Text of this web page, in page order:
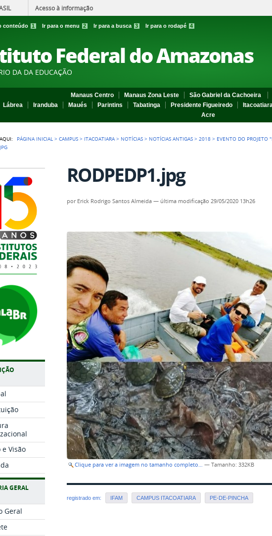
Acesso à informação
conteúdo 1 Ir para o menu 2 Ir para a busca 3 Ir para o rodapé 4
Federal do Amazonas
DA DA EDUCAÇÃO
Manaus Centro Manaus Zona Leste São Gabriel da Cachoeira
Lábrea Iranduba Maués Parintins Tabatinga Presidente Figueiredo
Acre
PÁGINA INICIAL >CAMPUS > ITACOATIARA > NOTÍCIAS > NOTÍCIAS ANTIGAS >2018 > EVENTO DO PROJETO
e Visão
GERAL
Geral
RODPEDP1.jpg
por Erick Rodrigo Santos Almeida — última modificação 29/05/2020 13h26
Clique para ver a imagem no tamanho completo… —Tamanho: 332KB
registrado em: IFAM CAMPUS ITACOATIARA PE-DE-PINCHA